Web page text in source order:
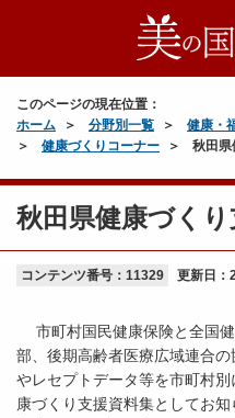
このページの現在位置：
ホーム
分野別一覧 健康・
健康づくりコーナー
秋田県
秋田県健康づく
コンテンツ番号：11329 更新日：
市町村国民健康保険と全国
部、後期高齢者医療広域連合
やレセプトデータ等を市町村
康づくり支援資料集としてお